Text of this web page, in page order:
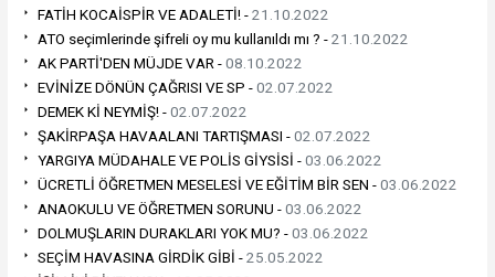
FATİH KOCAİSPİR VE ADALETİ! -21.10.2022
ATO seçimlerinde şifreli oy mu kullanıldı mı ? -21.10.2022
AK PARTİ'DEN MÜJDE VAR -08.10.2022
EVİNİZE DÖNÜN ÇAĞRISI VE SP -02.07.2022
DEMEK Kİ NEYMİŞ! -02.07.2022
ŞAKİRPAŞA HAVAALANI TARTIŞMASI -02.07.2022
YARGIYA MÜDAHALE VE POLİS GİYSİSİ -03.06.2022
ÜCRETLİ ÖĞRETMEN MESELESİ VE EĞİTİM BİR SEN -03.06.2022
ANAOKULU VE ÖĞRETMEN SORUNU -03.06.2022
DOLMUŞLARIN DURAKLARI YOK MU? -03.06.2022
SEÇİM HAVASINA GİRDİK GİBİ -25.05.2022